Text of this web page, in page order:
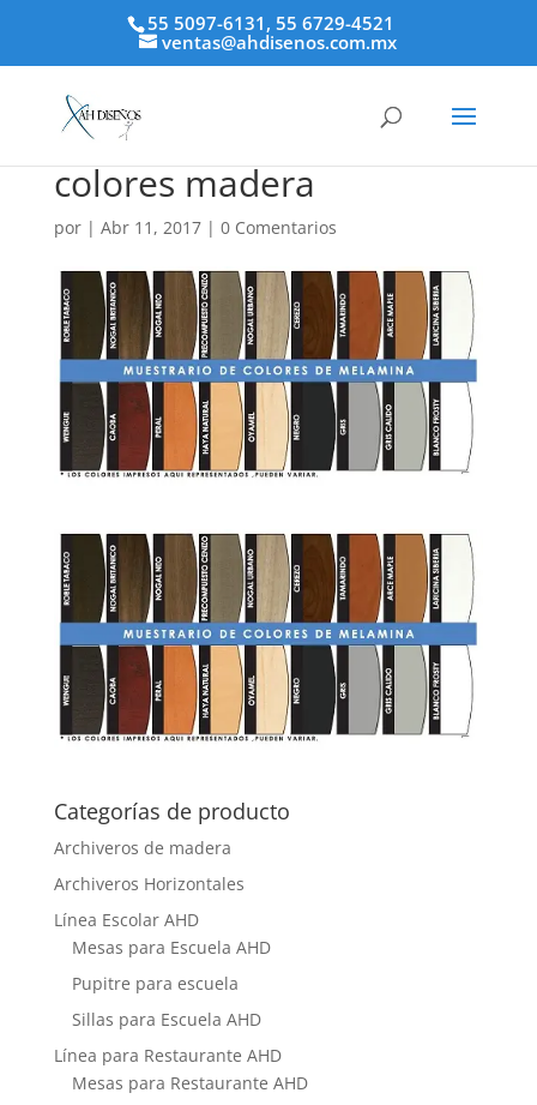
55 5097-6131, 55 6729-4521
ventas@ahdisenos.com.mx
colores madera
por | Abr 11, 2017| 0 Comentarios
Categorías de producto
Archiveros de madera
Archiveros Horizontales
Línea Escolar AHD
Mesas para Escuela AHD
Pupitre para escuela
Sillas para Escuela AHD
Línea para Restaurante AHD
Mesas para Restaurante AHD